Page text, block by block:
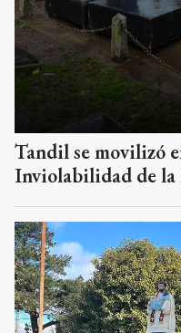
Tandil se movilizó
Inviolabilidad de